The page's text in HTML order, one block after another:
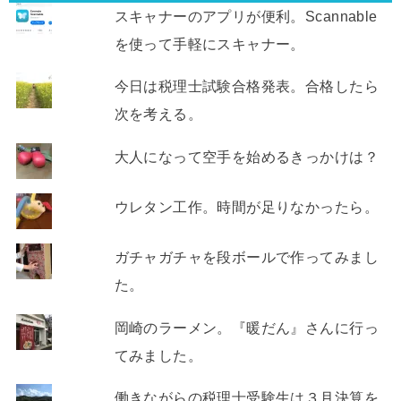
スキャナーのアプリが便利。Scannable
を使って手軽にスキャナー。
今日は税理士試験合格発表。合格したら
次を考える。
大人になって空手を始めるきっかけは？
ウレタン工作。時間が足りなかったら。
ガチャガチャを段ボールで作ってみまし
た。
岡崎のラーメン。『暖だん』さんに行っ
てみました。